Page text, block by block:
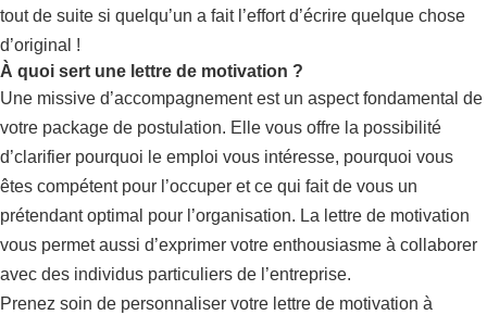
tout de suite si quelqu’un a fait l’effort d’écrire quelque chose
d’original !
À quoi sert une lettre de motivation ?
Une missive d’accompagnement est un aspect fondamental de
votre package de postulation. Elle vous offre la possibilité
d’clarifier pourquoi le emploi vous intéresse, pourquoi vous
êtes compétent pour l’occuper et ce qui fait de vous un
prétendant optimal pour l’organisation. La lettre de motivation
vous permet aussi d’exprimer votre enthousiasme à collaborer
avec des individus particuliers de l’entreprise.
Prenez soin de personnaliser votre lettre de motivation à